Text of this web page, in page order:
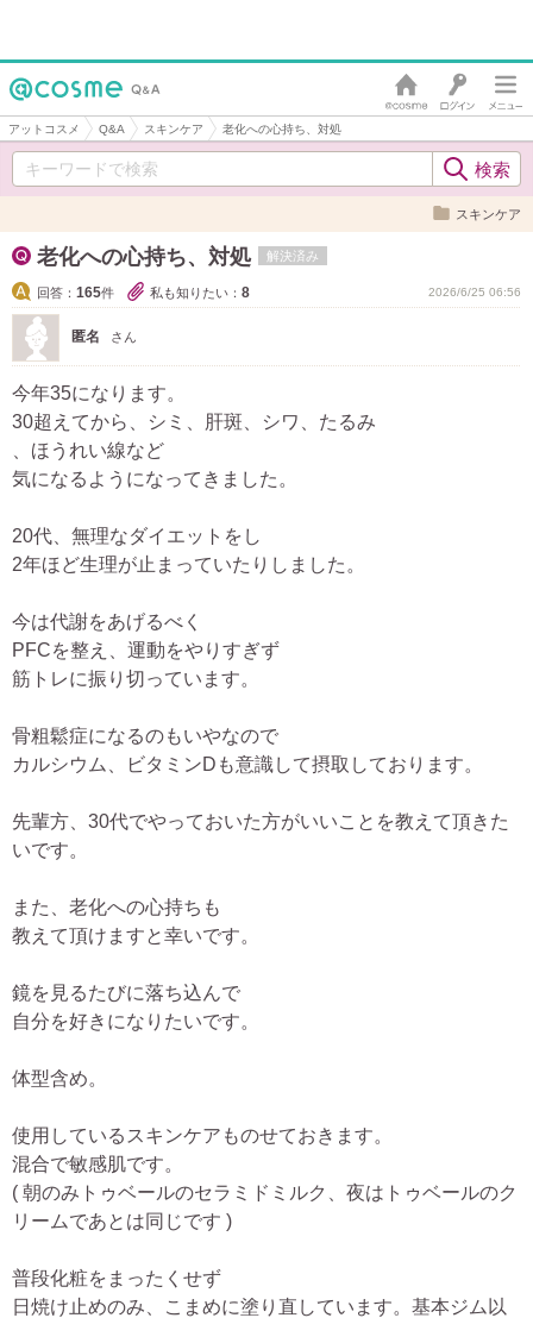
アットコスメ Q&A スキンケア 老化への心持ち、対処
スキンケア
老化への心持ち、対処 解決済み
回答： 165件 私も知りたい： 8 2026/6/25 06:56
匿名 さん
今年35になります。
30超えてから、シミ、肝斑、シワ、たるみ
、ほうれい線など
気になるようになってきました。
20代、無理なダイエットをし
2年ほど生理が止まっていたりしました。
今は代謝をあげるべく
PFCを整え、運動をやりすぎず
筋トレに振り切っています。
骨粗鬆症になるのもいやなので
カルシウム、ビタミンDも意識して摂取しております。
先輩方、30代でやっておいた方がいいことを教えて頂きた
いです。
また、老化への心持ちも
教えて頂けますと幸いです。
鏡を見るたびに落ち込んで
自分を好きになりたいです。
体型含め。
使用しているスキンケアものせておきます。
混合で敏感肌です。
( 朝のみトゥベールのセラミドミルク、夜はトゥベールのク
リームであとは同じです )
普段化粧をまったくせず
日焼け止めのみ、こまめに塗り直しています。基本ジム以